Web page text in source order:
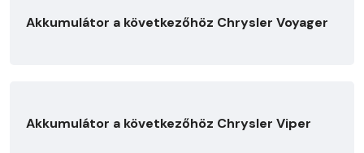
Akkumulátor a következőhöz Chrysler Voyager
Akkumulátor a következőhöz Chrysler Viper